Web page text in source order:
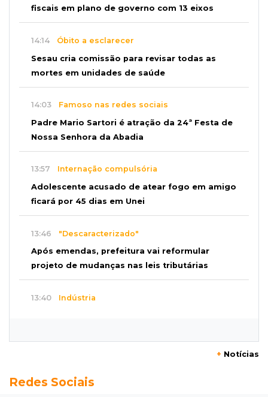
fiscais em plano de governo com 13 eixos
14:14 Óbito a esclarecer
Sesau cria comissão para revisar todas as
mortes em unidades de saúde
14:03 Famoso nas redes sociais
Padre Mario Sartori é atração da 24ª Festa de
Nossa Senhora da Abadia
13:57 Internação compulsória
Adolescente acusado de atear fogo em amigo
ficará por 45 dias em Unei
13:46 "Descaracterizado"
Após emendas, prefeitura vai reformular
projeto de mudanças nas leis tributárias
13:40 Indústria
Um dia após matar companheira, homem se
+ Notícias
Redes Sociais